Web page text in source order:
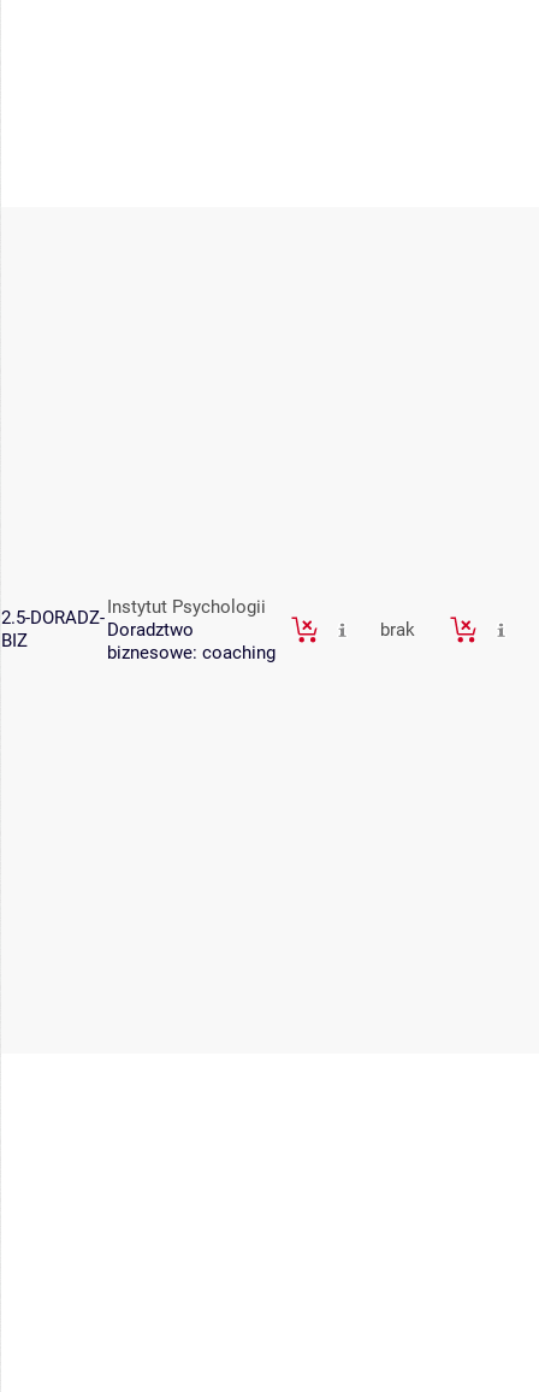
2.5-DORADZ-
BIZ
Instytut Psychologii
Doradztwo
biznesowe: coaching
brak